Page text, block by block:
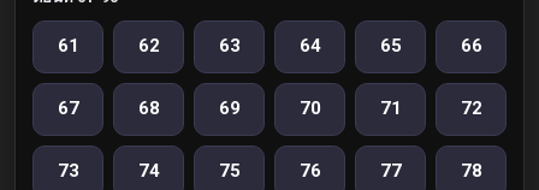
61 62 63 64 65 66
67 68 69 70 71 72
73 74 75 76 77 78